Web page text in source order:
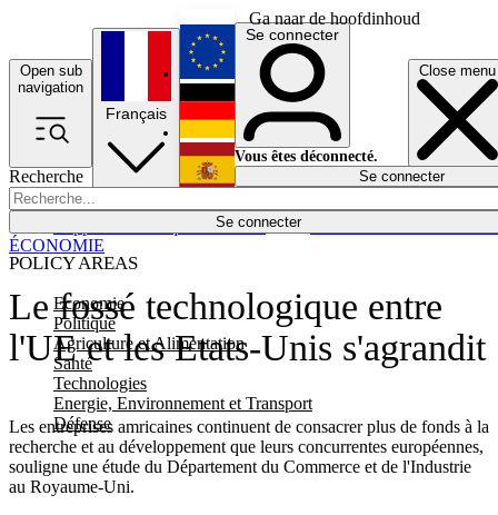
Ga naar de hoofdinhoud
Open sub
navigation
Close menu
Recherche
Se connecter
POLICY AREAS
Economie
Politique
Agriculture et Alimentation
Santé
Technologies
Energie, Environnement et Transport
Défense
Économie
Français
English
Deutsch
Español
Se connecter
Vous êtes déconnecté.
Se connecter
Le fossé technologique entre
l'UE et les Etats-Unis s'agrandit
Les entreprises amricaines continuent de consacrer plus de fonds à la
recherche et au développement que leurs concurrentes européennes,
souligne une étude du Département du Commerce et de l'Industrie
au Royaume-Uni.
ÉCONOMIE